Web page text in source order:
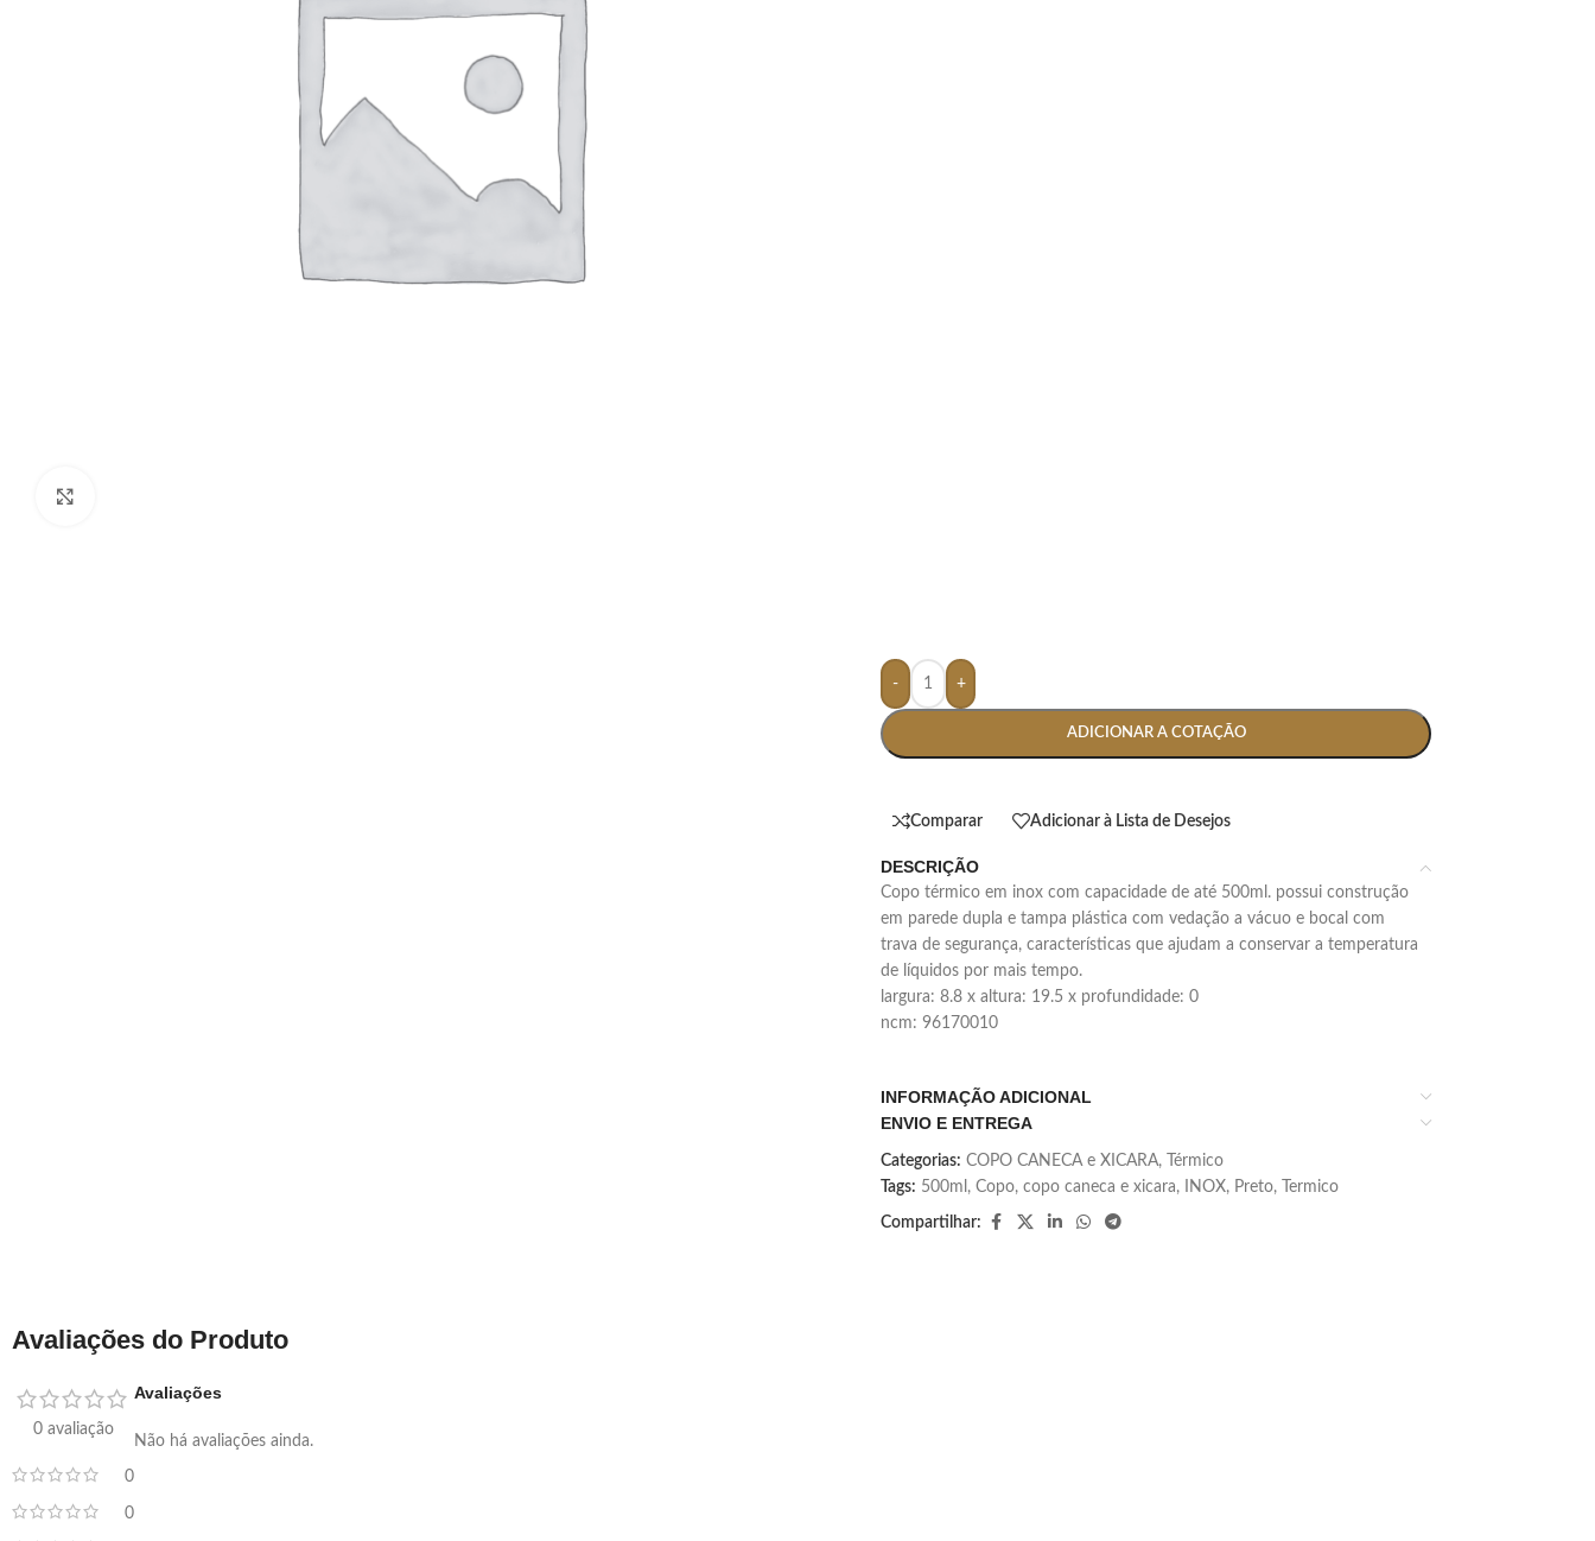
- +
ADICIONAR A COTAÇÃO
Comparar Adicionar à Lista de Desejos
DESCRIÇÃO
copo térmico em inox com capacidade de até 500ml. possui construção
em parede dupla e tampa plástica com vedação a vácuo e bocal com
trava de segurança, características que ajudam a conservar a temperatura
de líquidos por mais tempo.
largura: 8.8 x altura: 19.5 x profundidade: 0
ncm: 96170010
INFORMAÇÃO ADICIONAL
ENVIO E ENTREGA
Categorias: COPO CANECA e XICARA,
Térmico
Tags: 500ml , Copo, copo caneca e xicara, INOX, Preto, Termico
Compartilhar:
Avaliações do Produto
0 avaliação
0
0
Avaliações
Não há avaliações ainda.